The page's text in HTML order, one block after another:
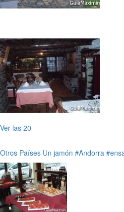
Ver las 20
Otros Países Un jamón #Andorra